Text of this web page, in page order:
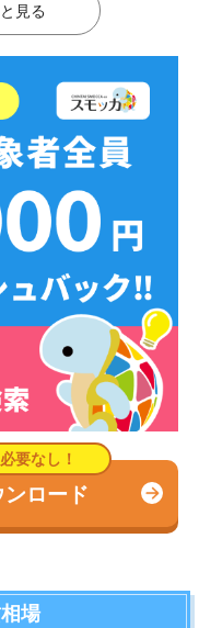
見る
ロード
場